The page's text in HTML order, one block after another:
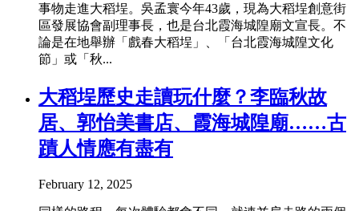
事物走進大稻埕。吳孟寰今年43歲，現為大稻埕創意街
區發展協會副理事長，也是台北霞海城隍廟文宣長。不
論是在地舉辦「戲春大稻埕」、「台北霞海城隍文化
節」或「秋...
大稻埕歷史走讀玩什麼？李臨秋故
居、郭怡美書店、霞海城隍廟……古
蹟人情應有盡有
February 12, 2025